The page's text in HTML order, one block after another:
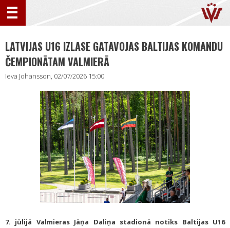
LATVIJAS U16 IZLASE GATAVOJAS BALTIJAS KOMANDU
ČEMPIONĀTAM VALMIERĀ
Ieva Johansson, 02/07/2026 15:00
7. jūlijā Valmieras Jāņa Daliņa stadionā notiks Baltijas U16